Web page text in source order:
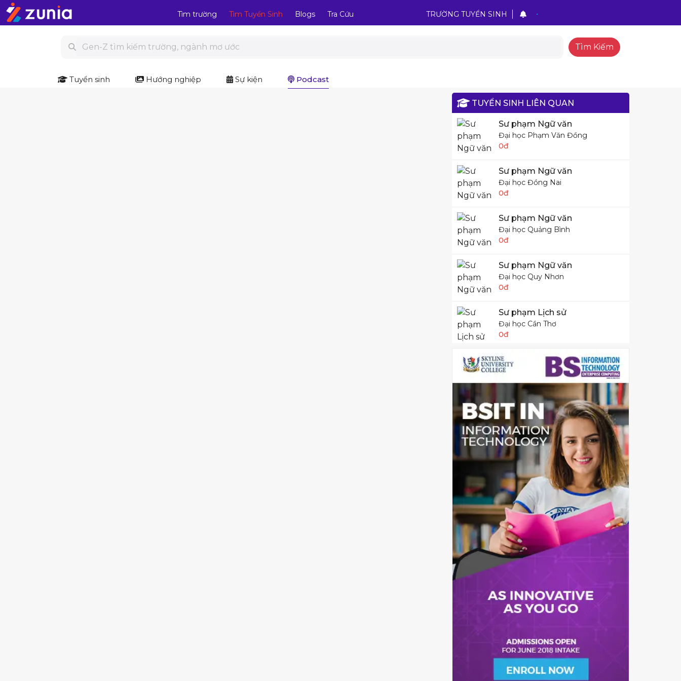
Tìm trường Tìm Tuyển Sinh Blogs Tra Cứu TRƯỜNG TUYỂN SINH
Tìm Kiếm
Tuyển sinh Hướng nghiệp Sự kiện Podcast
TUYỂN SINH LIÊN QUAN
Sư phạm Ngữ văn
Đại học Phạm Văn Đồng
0đ
Sư phạm Ngữ văn
Đại học Đồng Nai
0đ
Sư phạm Ngữ văn
Đại học Quảng Bình
0đ
Sư phạm Ngữ văn
Đại học Quy Nhơn
0đ
Sư phạm Lịch sử
Đại học Cần Thơ
0đ